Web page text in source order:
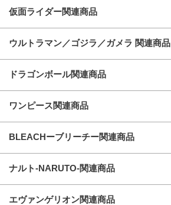
仮面ライダー関連商品
ウルトラマン／ゴジラ／ガメラ 関連商品
ドラゴンボール関連商品
ワンピース関連商品
BLEACHーブリーチー関連商品
ナルト-NARUTO-関連商品
エヴァンゲリオン関連商品